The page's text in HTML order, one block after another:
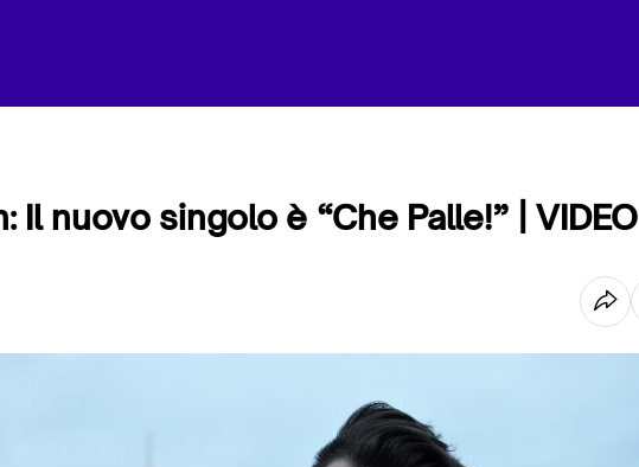
Il nuovo singolo è “Che Palle!” | VIDEO